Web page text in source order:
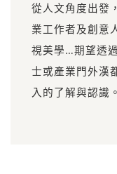
從人文角度出發
業工作者及創意
視美學…期望透
士或產業門外漢
入的了解與認識。